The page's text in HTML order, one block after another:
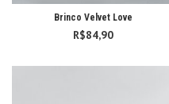
Brinco Velvet Love
R$84,90